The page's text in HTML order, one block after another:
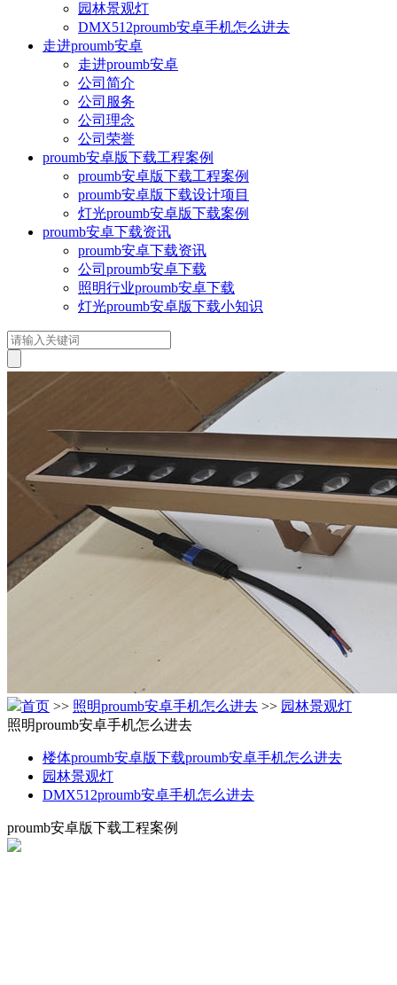
园林景观灯
DMX512proumb安卓手机怎么进去
走进proumb安卓
走进proumb安卓
公司简介
公司服务
公司理念
公司荣誉
proumb安卓版下载工程案例
proumb安卓版下载工程案例
proumb安卓版下载设计项目
灯光proumb安卓版下载案例
proumb安卓下载资讯
proumb安卓下载资讯
公司proumb安卓下载
照明行业proumb安卓下载
灯光proumb安卓版下载小知识
首页 >> 照明proumb安卓手机怎么进去 >> 园林景观灯
照明proumb安卓手机怎么进去
楼体proumb安卓版下载proumb安卓手机怎么进去
园林景观灯
DMX512proumb安卓手机怎么进去
proumb安卓版下载工程案例